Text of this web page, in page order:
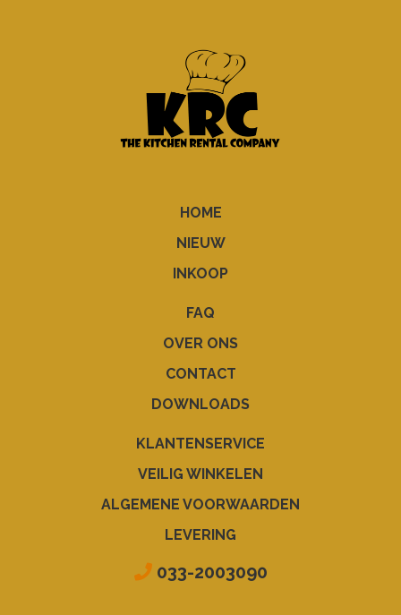
HOME
NIEUW
INKOOP
FAQ
OVER ONS
CONTACT
DOWNLOADS
KLANTENSERVICE
VEILIG WINKELEN
ALGEMENE VOORWAARDEN
LEVERING
033-2003090